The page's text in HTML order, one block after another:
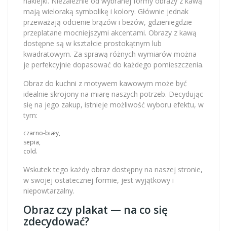
mają wieloraką symbolikę i kolory. Głównie jednak
przeważają odcienie brązów i beżów, gdzieniegdzie
przeplatane mocniejszymi akcentami. Obrazy z kawą
dostępne są w kształcie prostokątnym lub
kwadratowym. Za sprawą różnych wymiarów można
je perfekcyjnie dopasować do każdego pomieszczenia.
Obraz do kuchni z motywem kawowym może być
idealnie skrojony na miarę naszych potrzeb. Decydując
się na jego zakup, istnieje możliwość wyboru efektu, w
tym:
czarno-biały,
sepia,
cold.
Wskutek tego każdy obraz dostępny na naszej stronie,
w swojej ostatecznej formie, jest wyjątkowy i
niepowtarzalny.
Obraz czy plakat — na co się
zdecydować?